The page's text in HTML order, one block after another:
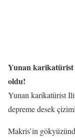
Yunan
Yunan karikatürist
depreme desek
Makris’in